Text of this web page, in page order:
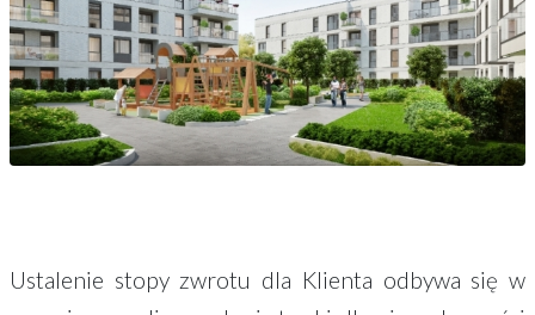
Ustalenie stopy zwrotu dla Klienta odbywa się w